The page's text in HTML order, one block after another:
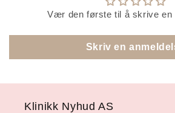
Vær den første til å skrive en
Skriv en
Klinikk Nyhud AS